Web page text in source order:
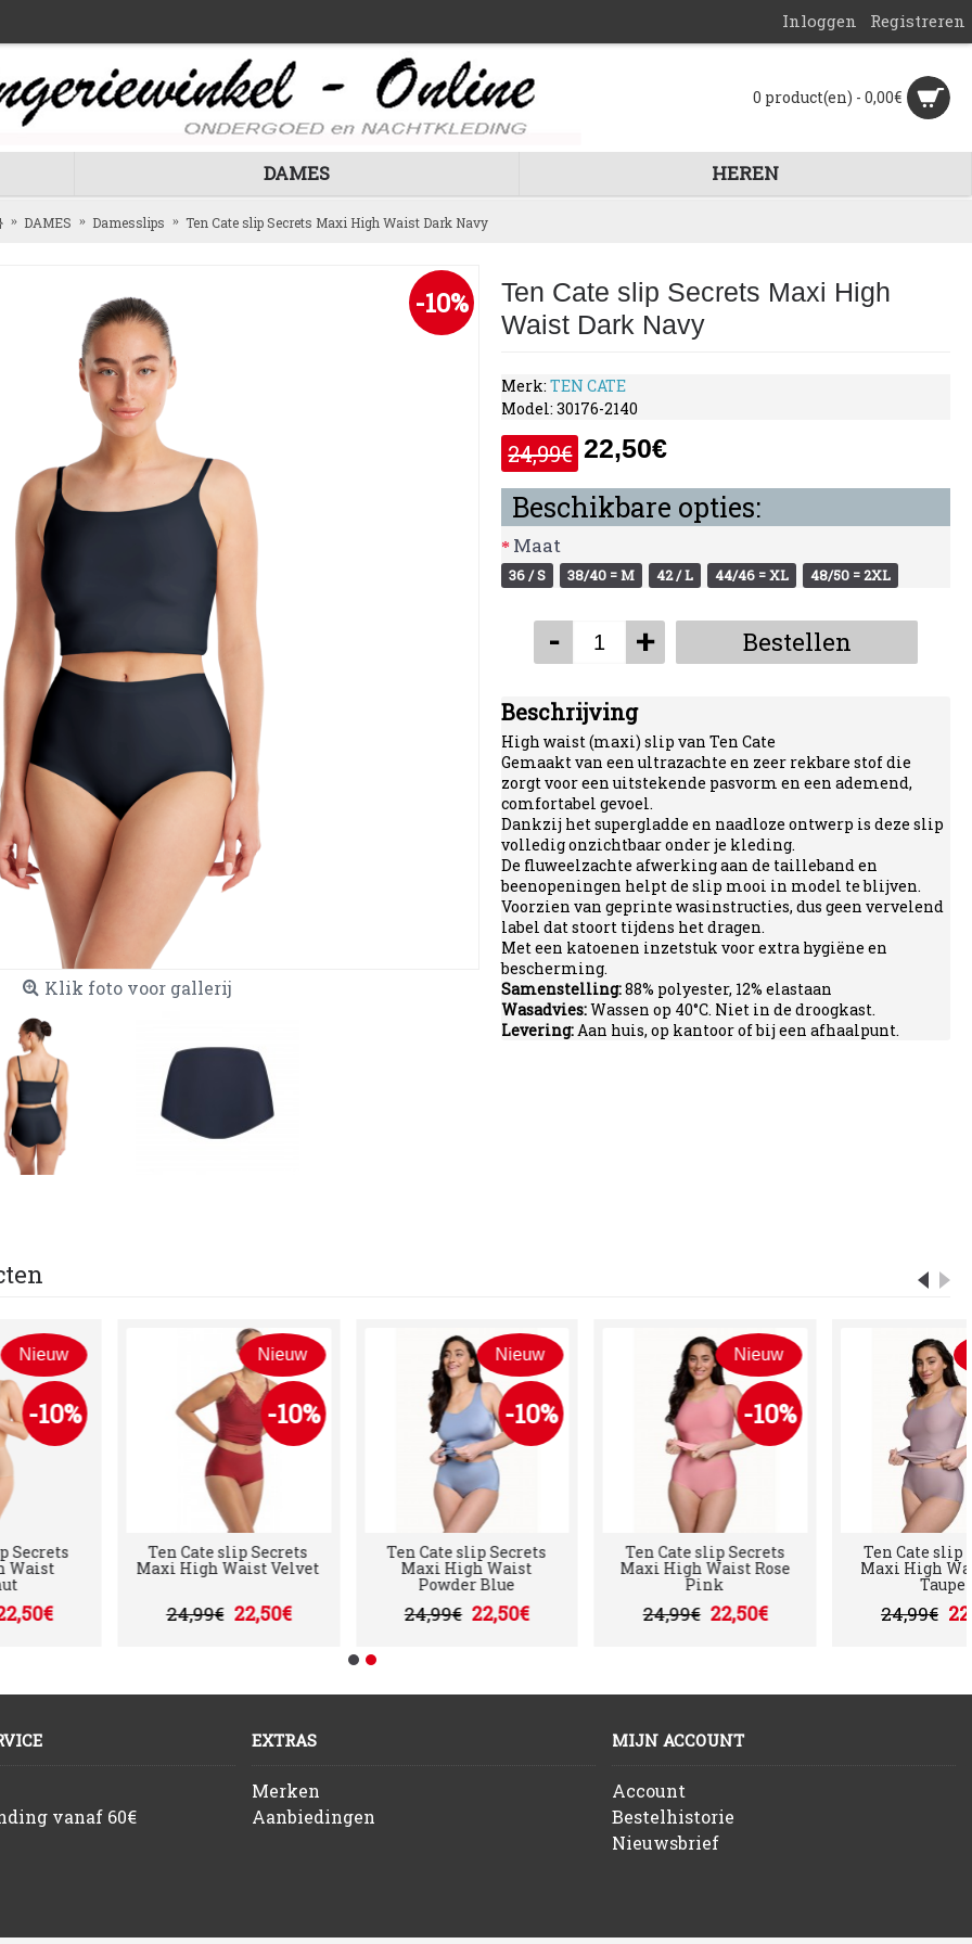
Inloggen Registreren
0 product(en) - 0,00€
DAMES HEREN
DAMES Damesslips Ten Cate slip Secrets Maxi High Waist Dark Navy
-10%
Klik foto voor gallerij
Ten Cate slip Secrets Maxi High
Waist Dark Navy
Merk:TEN CATE
Model:30176-2140
24,99€ 22,50€
Beschikbare opties:
Maat
36 / S 38/40 = M 42 / L 44/46 = XL 48/50 = 2XL
- + Bestellen
Beschrijving
High waist (maxi) slip van Ten Cate
Gemaakt van een ultrazachte en zeer rekbare stof die
zorgt voor een uitstekende pasvorm en een ademend,
comfortabel gevoel.
Dankzij het supergladde en naadloze ontwerp is deze slip
volledig onzichtbaar onder je kleding.
De fluweelzachte afwerking aan de tailleband en
beenopeningen helpt de slip mooi in model te blijven.
Voorzien van geprinte wasinstructies, dus geen vervelend
label dat stoort tijdens het dragen.
Met een katoenen inzetstuk voor extra hygiëne en
bescherming.
Samenstelling:88% polyester, 12% elastaan
Wasadvies:Wassen op 40°C. Niet in de droogkast.
Levering:Aan huis, op kantoor of bij een afhaalpunt.
Nieuw
-10%
Ten Cate slip Secrets
Maxi High Waist Velvet
24,99€ 22,50€
Nieuw
-10%
Ten Cate slip Secrets
Maxi High Waist
Powder Blue
24,99€ 22,50€
Nieuw
-10%
Ten Cate slip Secrets
Maxi High Waist Rose
24,99€ 22,50€
Nieuw
-
Ten Cate slip Secrets
Maxi High Waist Soft
24,99€ 22,50€
vanaf 60€
EXTRAS
Merken
Aanbiedingen
MIJN ACCOUNT
Account
Bestelhistorie
Nieuwsbrief